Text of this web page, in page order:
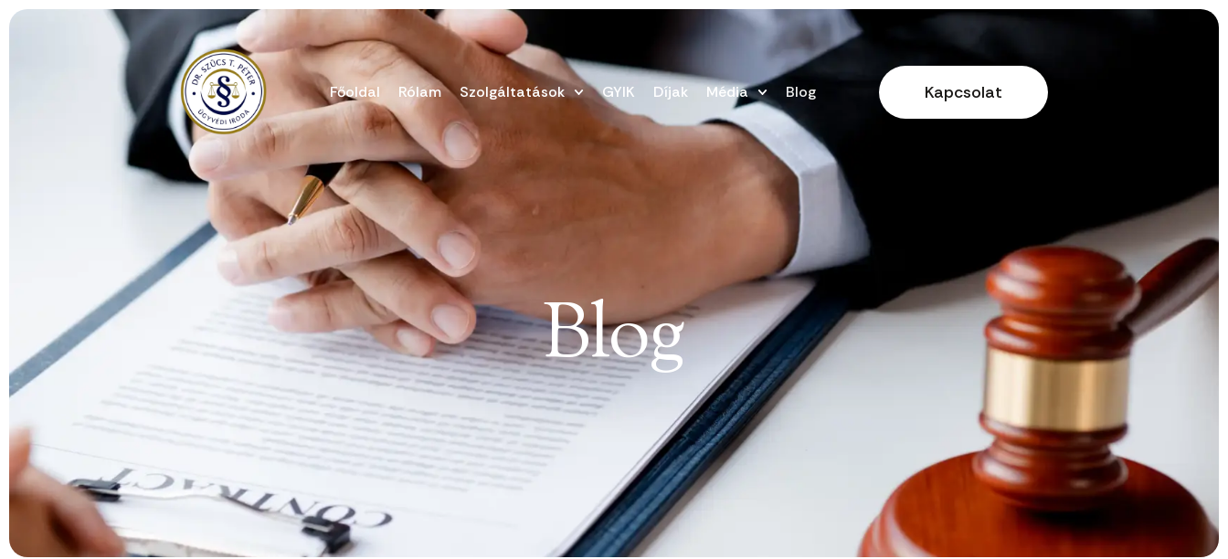
Főoldal Rólam Szolgáltatások GYIK Díjak Média Blog Kapcsolat
Blog